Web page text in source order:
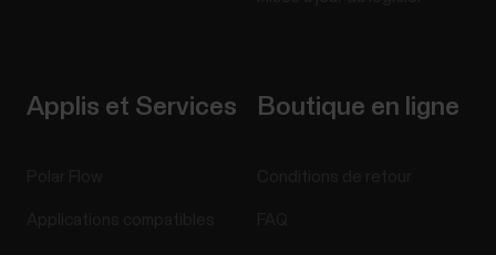
Applis et Services Boutique en ligne